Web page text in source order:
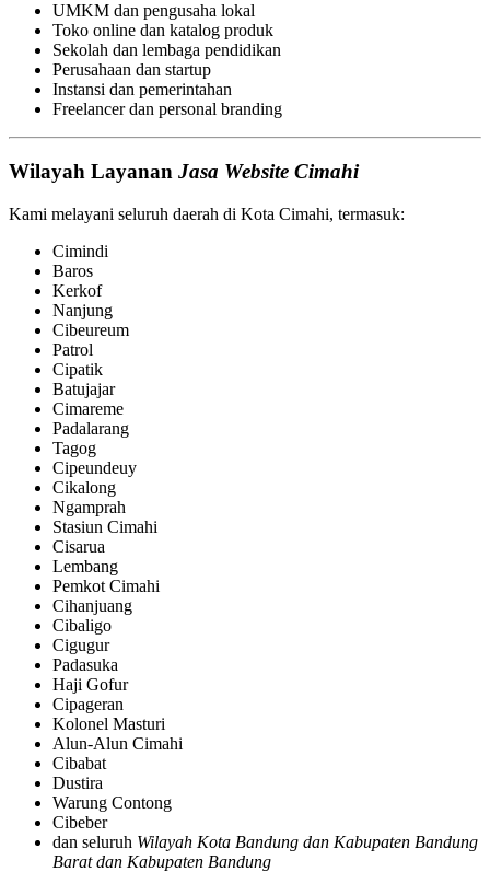
UMKM dan pengusaha lokal
Toko online dan katalog produk
Sekolah dan lembaga pendidikan
Perusahaan dan startup
Instansi dan pemerintahan
Freelancer dan personal branding
Wilayah Layanan Jasa Website Cimahi
Kami melayani seluruh daerah di Kota Cimahi, termasuk:
Cimindi
Baros
Kerkof
Nanjung
Cibeureum
Patrol
Cipatik
Batujajar
Cimareme
Padalarang
Tagog
Cipeundeuy
Cikalong
Ngamprah
Stasiun Cimahi
Cisarua
Lembang
Pemkot Cimahi
Cihanjuang
Cibaligo
Cigugur
Padasuka
Haji Gofur
Cipageran
Kolonel Masturi
Alun-Alun Cimahi
Cibabat
Dustira
Warung Contong
Cibeber
dan seluruh Wilayah Kota Bandung dan Kabupaten Bandung
Barat dan Kabupaten Bandung